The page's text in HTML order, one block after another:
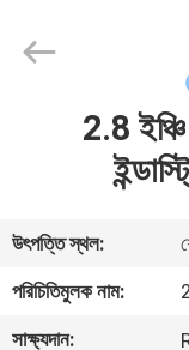
আমাদের
সম্পর্কে
Optoelectronic
2.8
উৎপত্তি স্থল:
পরিচিতিমুলক নাম:
সাক্ষ্যদান: